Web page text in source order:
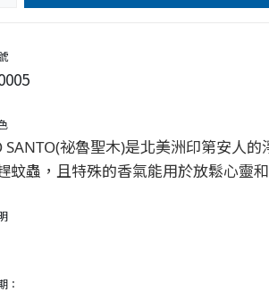
SANTO(祕魯聖木)是北美洲印第安人的
蚊蟲，且特殊的香氣能用於放鬆心靈和
：